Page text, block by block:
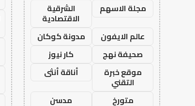
مجلة الاسهم
الشرقية
الاقتصادية
عالم الايفون
مدونة كوكان
صحيفة نهج
كار نيوز
موقع خبرة
التقني
أناقة أنثى
متورخ
مدسن